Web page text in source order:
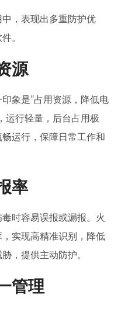
，表现出多重防护优
。
源
象是“占用资源，降低电
运行轻量，后台占用极
运行，保障日常工作和
率
时容易误报或漏报。火
实现高精准识别，降低
，提供主动防护。
管理